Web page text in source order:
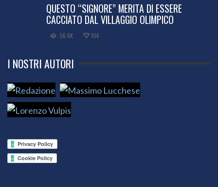
QUESTO “SIGNORE” MERITA DI ESSERE
CACCIATO DAL VILLAGGIO OLIMPICO
56.6K 106
I NOSTRI AUTORI